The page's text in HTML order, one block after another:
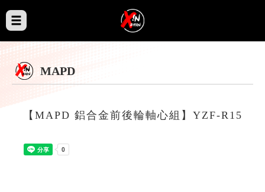
MAPD
【MAPD 鋁合金前後輪軸心組】YZF-R15